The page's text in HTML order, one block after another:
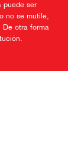
puede ser
no se mutile,
De otra forma